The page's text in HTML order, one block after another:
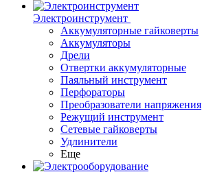
Электроинструмент
Аккумуляторные гайковерты
Аккумуляторы
Дрели
Отвертки аккумуляторные
Паяльный инструмент
Перфораторы
Преобразователи напряжения
Режущий инструмент
Сетевые гайковерты
Удлинители
Еще